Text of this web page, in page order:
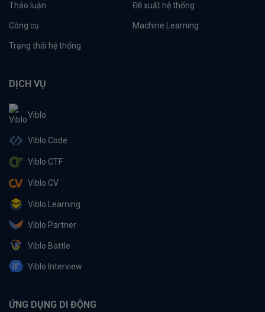
Thảo luận Đề xuất hệ thống
Công cụ Machine Learning
Trạng thái hệ thống
DỊCH VỤ
Viblo
Viblo Code
Viblo CTF
Viblo CV
Viblo Learning
Viblo Partner
Viblo Battle
Viblo Interview
ỨNG DỤNG DI ĐỘNG